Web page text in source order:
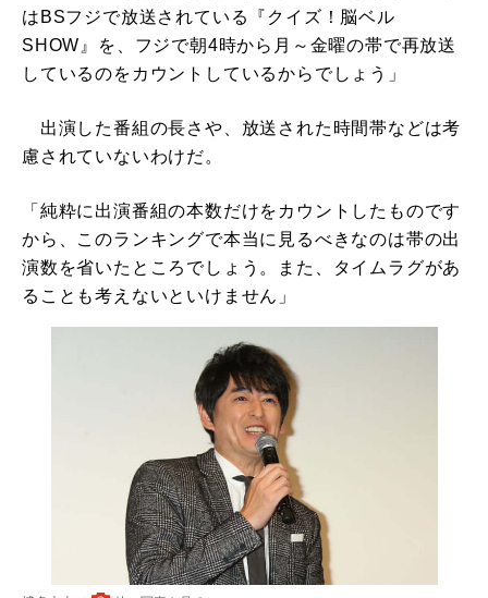
はBSフジで放送されている『クイズ！脳ベル
SHOW』を、フジで朝4時から月～金曜の帯で再放送
しているのをカウントしているからでしょう」
出演した番組の長さや、放送された時間帯などは考
慮されていないわけだ。
「純粋に出演番組の本数だけをカウントしたものです
から、このランキングで本当に見るべきなのは帯の出
演数を省いたところでしょう。また、タイムラグがあ
ることも考えないといけません」